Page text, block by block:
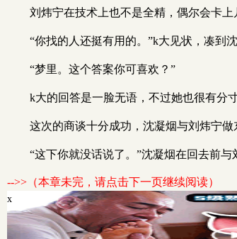
刘炜宁在技术上也不是全精，偶尔会卡
“你找的人还挺有用的。”k大见状，凑到
“梦里。这个答案你可喜欢？”
k大的回答是一脸无语，不过她也很有分
这次的商谈十分成功，沈凝烟与刘炜宁
“这下你就没话说了。”沈凝烟在回去前
-->>（本章未完，请点击下一页继续阅读）
x